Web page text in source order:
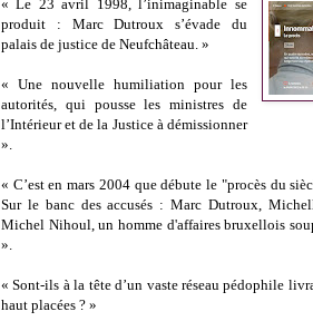
« Le 23 avril 1998, l’inimaginable se
produit : Marc Dutroux s’évade du
palais de justice de Neufchâteau. »
« Une nouvelle humiliation pour les
autorités, qui pousse les ministres de
l’Intérieur et de la Justice à démissionner
».
« C’est en mars 2004 que débute le "procès du
Sur le banc des accusés : Marc Dutroux,
Michel Nihoul, un homme d'affaires bruxellois
».
« Sont-ils à la tête d’un vaste réseau pédophile
haut placées ? »